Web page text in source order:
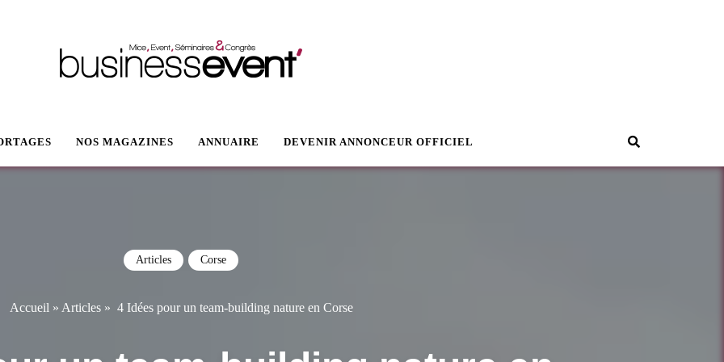
NOS MAGAZINES ANNUAIRE DEVENIR ANNONCEUR OFFICIEL
Recherche
Articles Corse
Accueil » Articles» 4 Idées pour un team-building nature en Corse